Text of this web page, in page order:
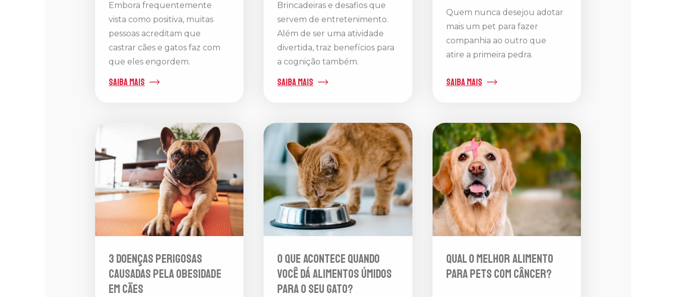
Embora frequentemente
vista como positiva, muitas
pessoas acreditam que
castrar cães e gatos faz com
que eles engordem.
saiba mais
Brincadeiras e desafios que
servem de entretenimento.
Além de ser uma atividade
divertida, traz benefícios para
a cognição também.
saiba mais
Quem nunca desejou adotar
mais um pet para fazer
companhia ao outro que
atire a primeira pedra.
saiba mais
3 doenças perigosas
causadas pela obesidade
em cães
O que acontece quando
você dá alimentos úmidos
para o seu gato?
Qual o melhor alimento
para pets com câncer?